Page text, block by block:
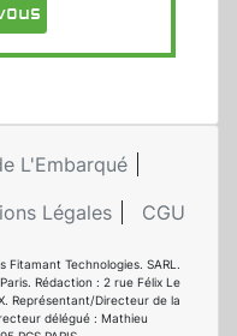
L'Embarqué
Légales CGU
Technologies. SARL.
Rédaction : 2 rue Félix Le
Représentant/Directeur de la
délégué : Mathieu